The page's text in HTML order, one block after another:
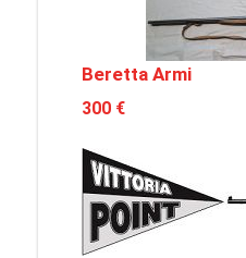
Beretta Armi
300 €